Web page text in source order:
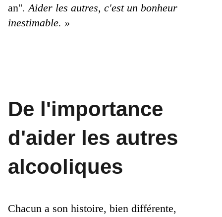
an''. Aider les autres, c'est un bonheur
inestimable. »
De l'importance
d'aider les autres
alcooliques
Chacun a son histoire, bien différente,